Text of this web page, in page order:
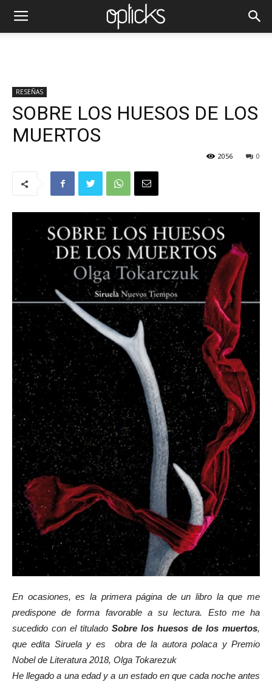
RESEÑAS
SOBRE LOS HUESOS DE LOS
MUERTOS
0
2056
En ocasiones, es la primera página de un libro la que me
predispone de forma favorable a su lectura. Esto me ha
sucedido con el titulado Sobre los huesos de los muertos,
que edita Siruela y es obra de la autora polaca y Premio
Nobel de Literatura 2018, Olga Tokarezuk
He llegado a una edad y a un estado en que cada noche antes